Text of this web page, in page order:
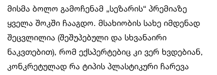
მისმა ბოლო გამოჩენამ „სეზარის“ პრემიაზე
ყველა შოკში ჩააგდო. მსახიობის სახე იმდენად
შეცვლილია (შეშუპებული და სხვანაირი
ნაკვთებით), რომ ექსპერტებიც კი ვერ ხვდებიან,
კონკრეტულად რა ტიპის პლასტიკური ჩარევა